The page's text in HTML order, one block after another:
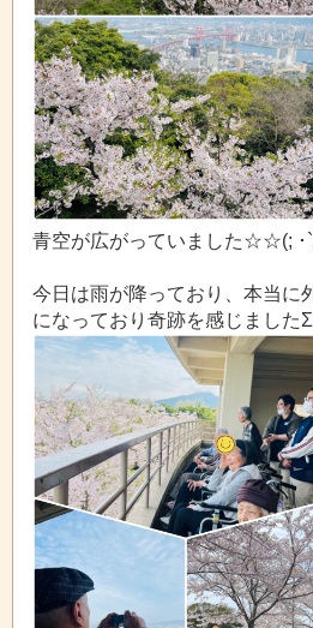
青空が広がっていました☆☆(; ･
今日は雨が降っており、本当に
になっており奇跡を感じました